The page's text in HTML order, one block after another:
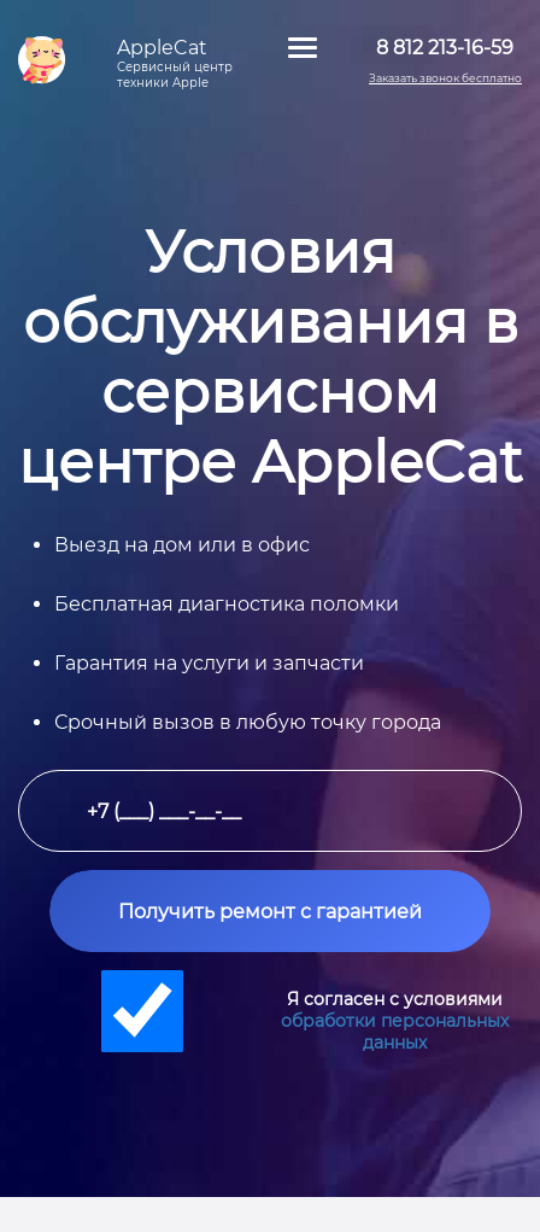
AppleCat
Сервисный центр
техники Apple
8 812 213-16-59
Заказать звонок бесплатно
Условия
обслуживания в
сервисном
центре AppleCat
Выезд на дом или в офис
Бесплатная диагностика поломки
Гарантия на услуги и запчасти
Срочный вызов в любую точку города
Получить ремонт с гарантией
Я согласен с условиями
обработки персональных
данных